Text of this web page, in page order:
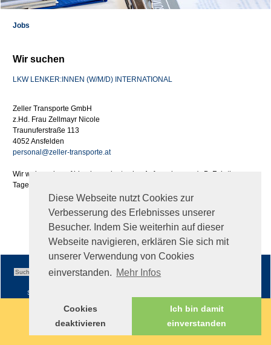
Diese Webseite nutzt Cookies zur
Verbesserung des Erlebnisses unserer
Besucher. Indem Sie weiterhin auf dieser
Webseite navigieren, erklären Sie sich mit
unserer Verwendung von Cookies
einverstanden. Mehr Infos
Cookies
deaktivieren
Ich bin damit
einverstanden
Jobs
Wir suchen
LKW LENKER:INNEN (W/M/D) INTERNATIONAL
Zeller Transporte GmbH
z.Hd. Frau Zellmayr Nicole
Traunuferstraße 113
4052 Ansfelden
personal@zeller-transporte.at
Wir weisen darauf hin, dass wir etwaige Aufwendungen (z.B. Fahrtkosen,
Tages- oder Nächtigungsgelder) im Zuge Ihrer Bewerbung nicht ersetzen.
Sitemap